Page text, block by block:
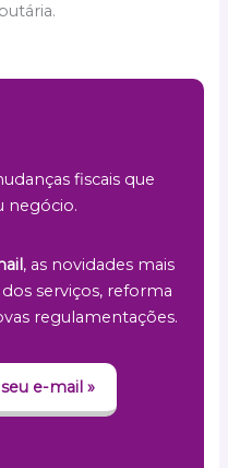
fiscais que
negócio.
, as novidades mais
serviços, reforma
regulamentações.
e-mail »